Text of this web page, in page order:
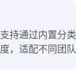
持通过内置分类
，适配不同团队